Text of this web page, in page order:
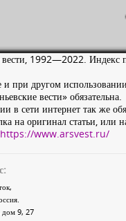
вести, 1992—2022. Индекс
и при другом
вести» обязательна.
в сети интернет так же
на оригинал статьи, или
https://www.arsvest.ru/
,
дом 9, 27